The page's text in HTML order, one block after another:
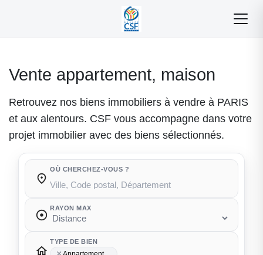
Vente appartement, maison
Retrouvez nos biens immobiliers à vendre à PARIS
et aux alentours. CSF vous accompagne dans votre
projet immobilier avec des biens sélectionnés.
OÙ CHERCHEZ-VOUS ?
RAYON MAX
TYPE DE BIEN